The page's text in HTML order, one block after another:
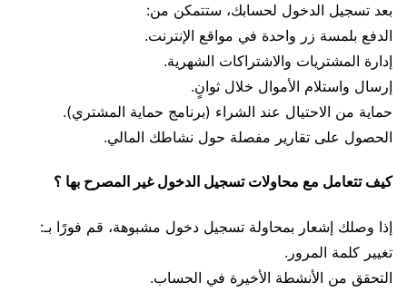
بعد تسجيل الدخول لحسابك، ستتمكن من:
الدفع بلمسة زر واحدة في مواقع الإنترنت.
إدارة المشتريات والاشتراكات الشهرية.
إرسال واستلام الأموال خلال ثوانٍ.
حماية من الاحتيال عند الشراء (برنامج حماية المشتري).
الحصول على تقارير مفصلة حول نشاطك المالي.
كيف تتعامل مع محاولات تسجيل الدخول غير المصرح بها ؟
إذا وصلك إشعار بمحاولة تسجيل دخول مشبوهة، قم فورًا بـ:
تغيير كلمة المرور.
التحقق من الأنشطة الأخيرة في الحساب.